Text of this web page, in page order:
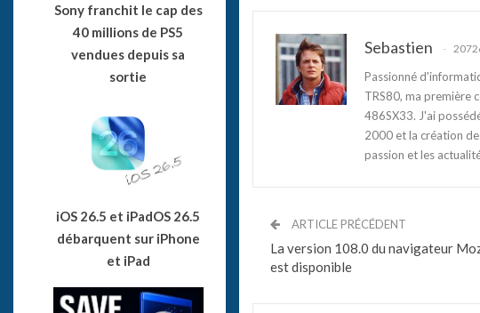
Sebastien
Passionné
TRS80, ma première
486SX33. J'ai
2000 et la création
passion et les
ARTICLE PRÉCÉDENT
La version 108.0 du navigateur
est disponible
Sony franchit le cap des
40 millions de PS5
vendues depuis sa
sortie
iOS 26.5 et iPadOS 26.5
débarquent sur iPhone
et iPad